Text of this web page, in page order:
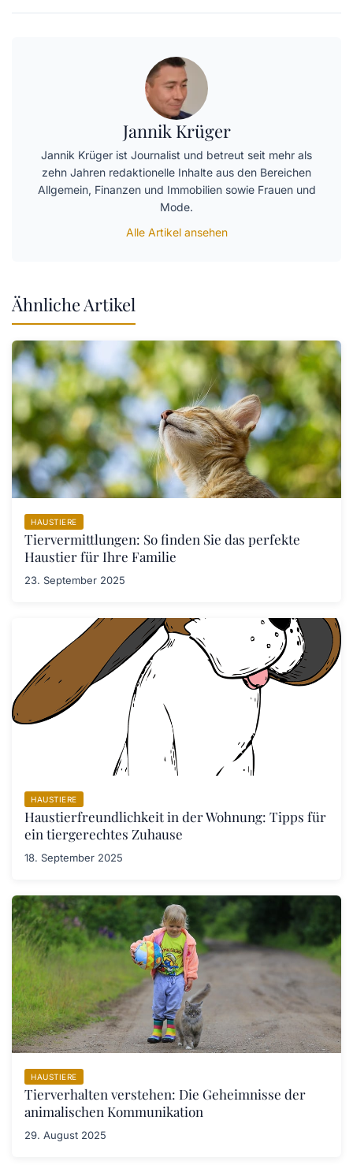
Jannik Krüger
Jannik Krüger ist Journalist und betreut seit mehr als
zehn Jahren redaktionelle Inhalte aus den Bereichen
Allgemein, Finanzen und Immobilien sowie Frauen und
Mode.
Alle Artikel ansehen
Ähnliche Artikel
HAUSTIERE
Tiervermittlungen: So finden Sie das perfekte
Haustier für Ihre Familie
23. September 2025
HAUSTIERE
Haustierfreundlichkeit in der Wohnung: Tipps für
ein tiergerechtes Zuhause
18. September 2025
HAUSTIERE
Tierverhalten verstehen: Die Geheimnisse der
animalischen Kommunikation
29. August 2025